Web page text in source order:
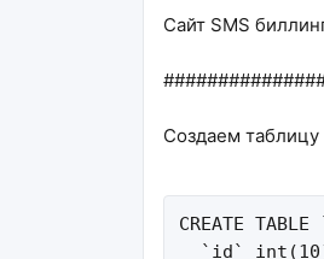
Сайт SMS
Создаем таблицу
CREATE
`id`